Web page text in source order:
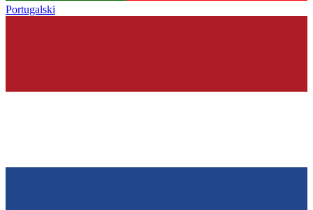
Portugalski